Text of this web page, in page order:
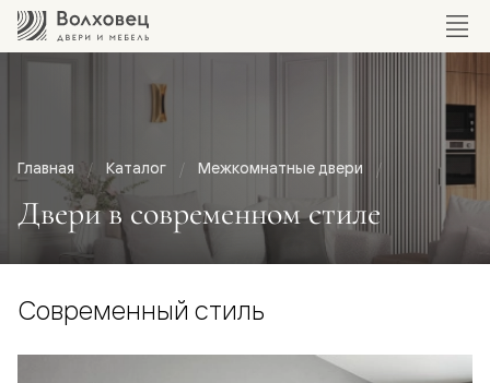
Главная Каталог Межкомнатные двери
Двери в современном стиле
Современный стиль